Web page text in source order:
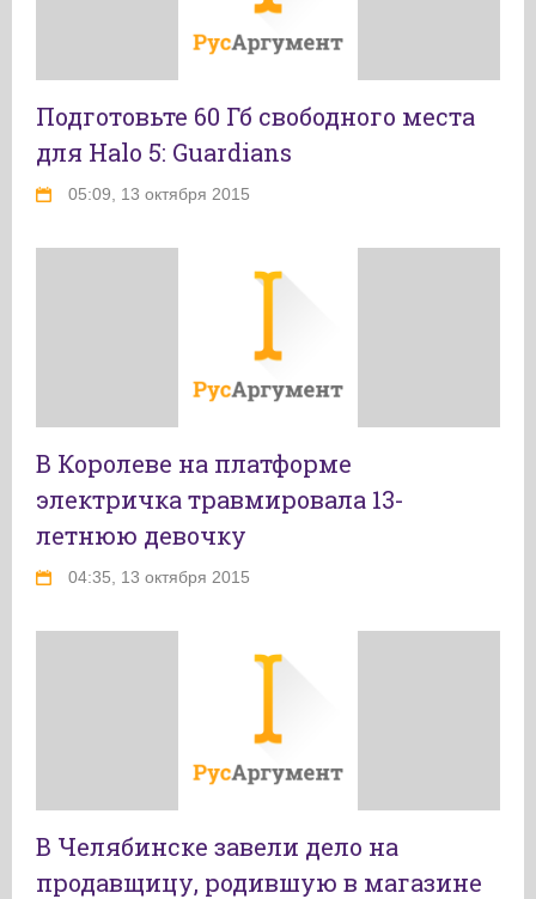
Подготовьте 60 Гб свободного места
для Halo 5: Guardians
05:09, 13 октября 2015
В Королеве на платформе
электричка травмировала 13-
летнюю девочку
04:35, 13 октября 2015
В Челябинске завели дело на
продавщицу, родившую в магазине